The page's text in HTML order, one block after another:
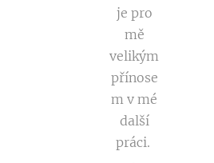
je pro
mě
velikým
přínose
m v mé
další
práci.